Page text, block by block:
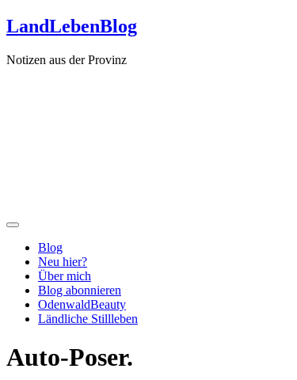
Zum
Inhalt
LandLebenBlog
Notizen aus der Provinz
Blog
Neu hier?
Über mich
Blog abonnieren
OdenwaldBeauty
Ländliche Stillleben
Auto-Poser.